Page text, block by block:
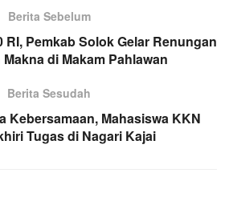
Berita Sebelum
RI, Pemkab Solok Gelar Renungan
di Makam Pahlawan
Berita Sesudah
Kebersamaan, Mahasiswa KKN
Tugas di Nagari Kajai